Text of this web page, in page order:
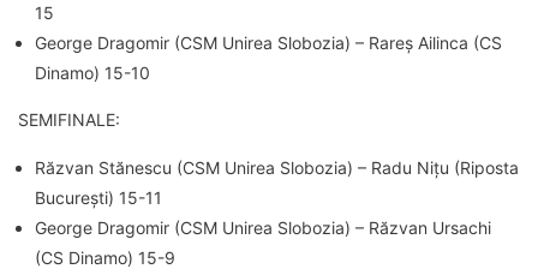
15
George Dragomir (CSM Unirea Slobozia) – Rareș Ailinca (CS
Dinamo) 15-10
SEMIFINALE:
Răzvan Stănescu (CSM Unirea Slobozia) – Radu Nițu (Riposta
București) 15-11
George Dragomir (CSM Unirea Slobozia) – Răzvan Ursachi
(CS Dinamo) 15-9